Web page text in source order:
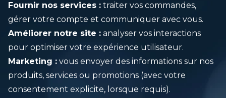
Fournir nos services : traiter vos commandes,
gérer votre compte et communiquer avec vous.
Améliorer notre site : analyser vos interactions
pour optimiser votre expérience utilisateur.
Marketing : vous envoyer des informations sur nos
produits, services ou promotions (avec votre
consentement explicite, lorsque requis).